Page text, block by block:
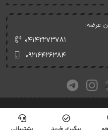
عرضه:
۰۴۱۴۲۲۷۳۷۸۱
۰۹۲۱۶۴۲۶۳۸۴